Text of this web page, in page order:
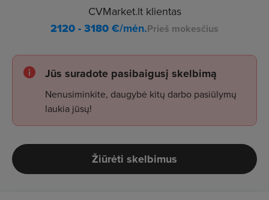
CVMarket.lt klientas
2120 - 3180€/mėn.Prieš mokesčius
Jūs suradote pasibaigusį skelbimą
Nenusiminkite, daugybė kitų darbo pasiūlymų
laukia jūsų!
Žiūrėti skelbimus